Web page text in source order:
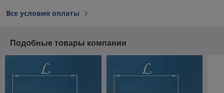
Все условия оплаты
Подобные товары компании